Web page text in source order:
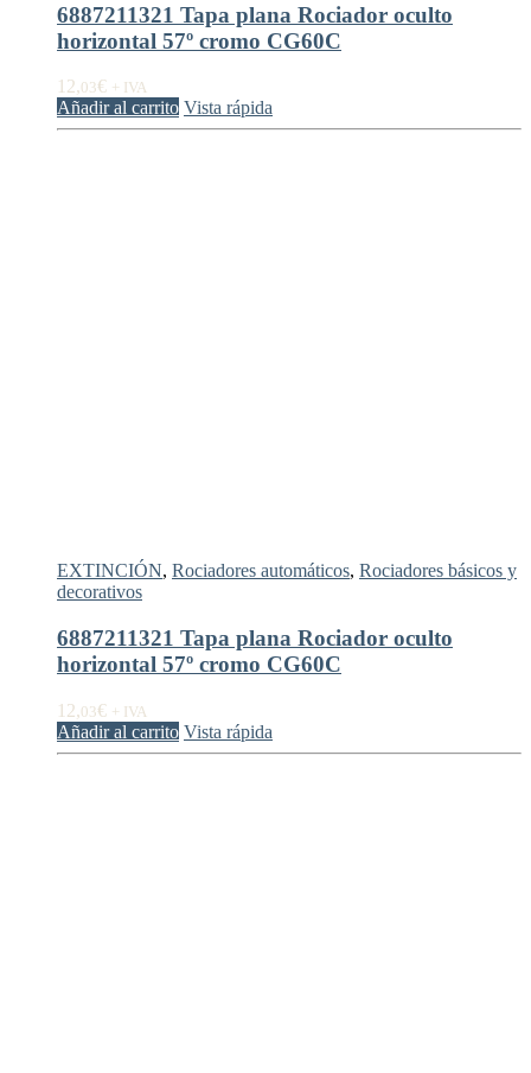
6887211321 Tapa plana Rociador oculto
horizontal 57º cromo CG60C
12,03€ + IVA
Añadir al carrito Vista rápida
EXTINCIÓN, Rociadores automáticos, Rociadores básicos y
decorativos
6887211321 Tapa plana Rociador oculto
horizontal 57º cromo CG60C
12,03€ + IVA
Añadir al carrito Vista rápida